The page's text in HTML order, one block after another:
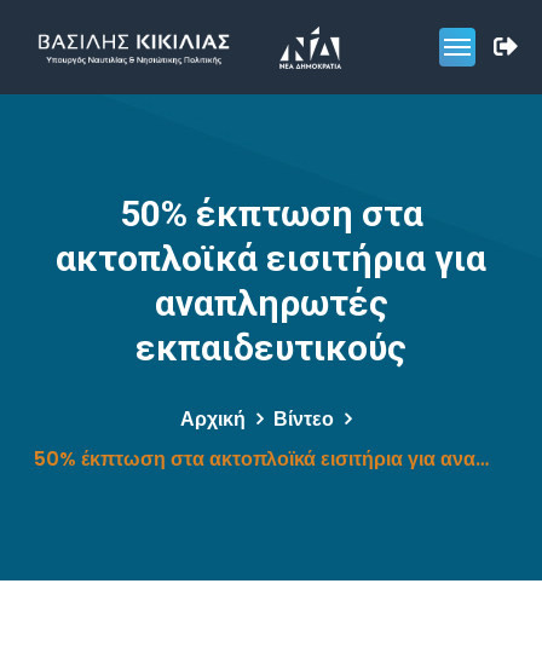
50% έκπτωση στα
ακτοπλοϊκά εισιτήρια για
αναπληρωτές
εκπαιδευτικούς
Αρχική
Βίντεο
50% έκπτωση στα ακτοπλοϊκά εισιτήρια για αναπληρωτές εκπαιδευτικούς